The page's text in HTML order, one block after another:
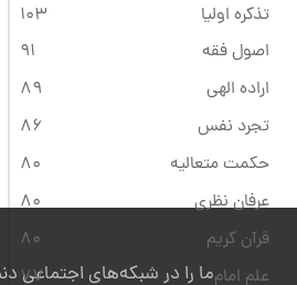
تذکره اولیا
103
اصول فقه
91
اراده الهی
89
تجرد نفس
86
حکمت متعالیه
80
عرفان نظری
80
قرآن کریم
80
علم امام
77
ما را در شبکه‌های اجتماعی